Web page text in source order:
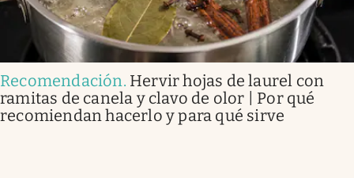
Recomendación. Hervir hojas de laurel con
ramitas de canela y clavo de olor | Por qué
recomiendan hacerlo y para qué sirve